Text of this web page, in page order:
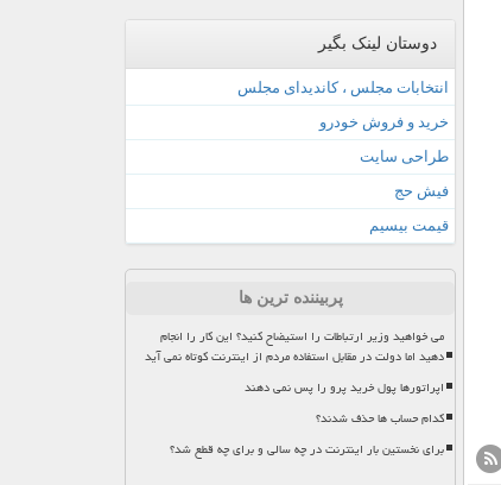
دوستان لینک بگیر
انتخابات مجلس ، کاندیدای مجلس
خرید و فروش خودرو
طراحی سایت
فیش حج
قیمت بیسیم
پربیننده ترین ها
می خواهید وزیر ارتباطات را استیضاح کنید؟ این کار را انجام
دهید اما دولت در مقابل استفاده مردم از اینترنت کوتاه نمی آید
اپراتورها پول خرید پرو را پس نمی دهند
کدام حساب ها حذف شدند؟
برای نخستین بار اینترنت در چه سالی و برای چه قطع شد؟